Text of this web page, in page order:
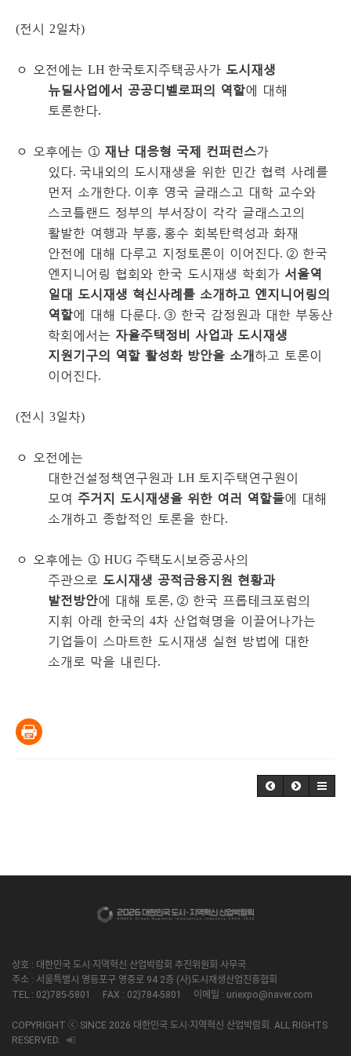
(전시 2일차)
ㅇ 오전에는 LH 한국토지주택공사가 도시재생
뉴딜사업에서 공공디벨로퍼의 역할에 대해
토론한다.
ㅇ 오후에는 ① 재난 대응형 국제 컨퍼런스가
있다. 국내외의 도시재생을 위한 민간 협력 사례를
먼저 소개한다. 이후 영국 글래스고 대학 교수와
스코틀랜드 정부의 부서장이 각각 글래스고의
활발한 여행과 부흥, 홍수 회복탄력성과 화재
안전에 대해 다루고 지정토론이 이어진다. ② 한국
엔지니어링 협회와 한국 도시재생 학회가 서울역
일대 도시재생 혁신사례를 소개하고 엔지니어링의
역할에 대해 다룬다. ③ 한국 감정원과 대한 부동산
학회에서는 자율주택정비 사업과 도시재생
지원기구의 역할 활성화 방안을 소개하고 토론이
이어진다.
(전시 3일차)
ㅇ 오전에는
대한건설정책연구원과LH 토지주택연구원이
모여 주거지 도시재생을 위한 여러 역할들에 대해
소개하고 종합적인 토론을 한다.
ㅇ 오후에는 ①HUG 주택도시보증공사의
주관으로 도시재생 공적금융지원 현황과
발전방안에 대해 토론, ② 한국 프롭테크포럼의
지휘 아래 한국의4차 산업혁명을 이끌어나가는
기업들이 스마트한 도시재생 실현 방법에 대한
소개로 막을 내린다.
상호 : 대한민국 도시·지역혁신 산업박람회 추진위원회 사무국
주소 : 서울특별시 영등포구 영중로 94 2층 (사)도시재생산업진흥협회
TEL : 02)785-5801 FAX : 02)784-5801 이메일 : uriexpo@naver.com
COPYRIGHT ⓒ SINCE 2026 대한민국 도시·지역혁신 산업박람회. ALL RIGHTS
RESERVED.